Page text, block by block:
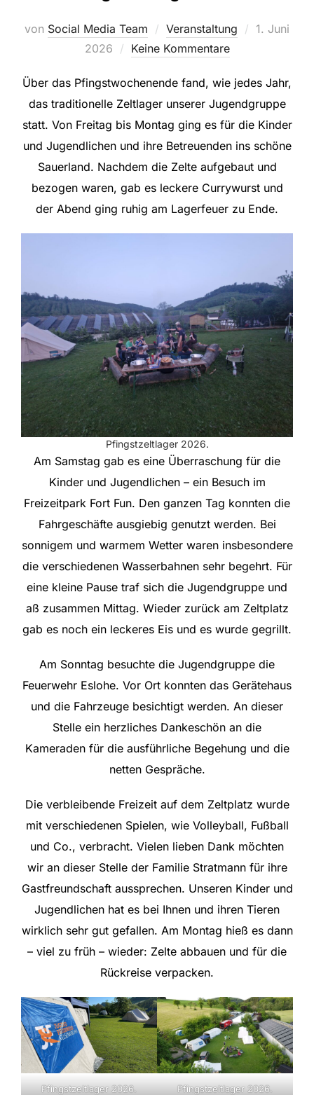
von Social Media Team Veranstaltung
1. Juni
2026
Keine Kommentare
Über das Pfingstwochenende fand, wie jedes Jahr,
das traditionelle Zeltlager unserer Jugendgruppe
statt. Von Freitag bis Montag ging es für die Kinder
und Jugendlichen und ihre Betreuenden ins schöne
Sauerland. Nachdem die Zelte aufgebaut und
bezogen waren, gab es leckere Currywurst und
der Abend ging ruhig am Lagerfeuer zu Ende.
Pfingstzeltlager 2026.
Am Samstag gab es eine Überraschung für die
Kinder und Jugendlichen – ein Besuch im
Freizeitpark Fort Fun. Den ganzen Tag konnten die
Fahrgeschäfte ausgiebig genutzt werden. Bei
sonnigem und warmem Wetter waren insbesondere
die verschiedenen Wasserbahnen sehr begehrt. Für
eine kleine Pause traf sich die Jugendgruppe und
aß zusammen Mittag. Wieder zurück am Zeltplatz
gab es noch ein leckeres Eis und es wurde gegrillt.
Am Sonntag besuchte die Jugendgruppe die
Feuerwehr Eslohe. Vor Ort konnten das Gerätehaus
und die Fahrzeuge besichtigt werden. An dieser
Stelle ein herzliches Dankeschön an die
Kameraden für die ausführliche Begehung und die
netten Gespräche.
Die verbleibende Freizeit auf dem Zeltplatz wurde
mit verschiedenen Spielen, wie Volleyball, Fußball
und Co., verbracht. Vielen lieben Dank möchten
wir an dieser Stelle der Familie Stratmann für ihre
Gastfreundschaft aussprechen. Unseren Kinder und
Jugendlichen hat es bei Ihnen und ihren Tieren
wirklich sehr gut gefallen. Am Montag hieß es dann
– viel zu früh – wieder: Zelte abbauen und für die
Rückreise verpacken.
Pfingstzeltlager 2026. Pfingstzeltlager 2026.